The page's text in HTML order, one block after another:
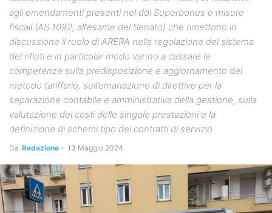
agli emendamenti presenti nel ddl Superbonus e misure
fiscali (AS 1092, all’esame del Senato) che rimettono in
discussione il ruolo di ARERA nella regolazione del sistema
dei rifiuti e in particolar modo vanno a cassare le
competenze sulla predisposizione e aggiornamento del
metodo tariffario, sull’emanazione di direttive per la
separazione contabile e amministrativa della gestione, sulla
valutazione dei costi delle singole prestazioni e la
definizione di schemi tipo dei contratti di servizio
Da Redazione - 13 Maggio 2024